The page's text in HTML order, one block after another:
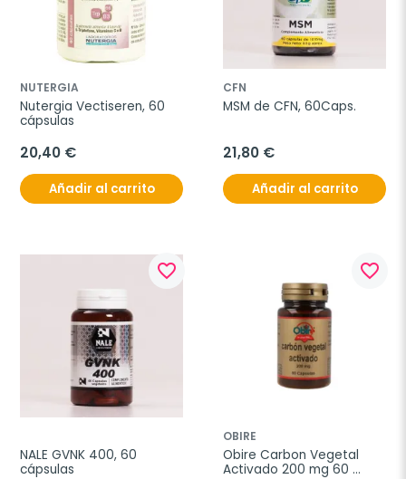
NUTERGIA
Nutergia Vectiseren, 60
cápsulas
20,40 €
Añadir al carrito
CFN
MSM de CFN, 60Caps.
21,80 €
Añadir al carrito
favorite_border
NALE GVNK 400, 60
cápsulas
favorite_border
OBIRE
Obire Carbon Vegetal
Activado 200 mg 60